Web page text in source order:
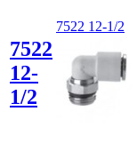
7522
12-
1/2
7522 12-1/2